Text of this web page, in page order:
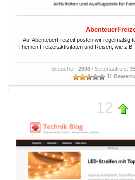
Auf AbenteuerFreizeit posten wir regelmäßig
Themen Freizeitaktivitäten und Reisen, wie
Besucher: 2606 / Seitenaufrufe:
11
12